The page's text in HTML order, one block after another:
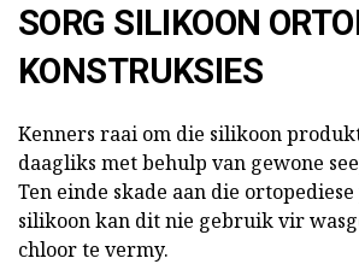
SORG SILIKOON
KONSTRUKSIES
Kenners raai om die silikoon
daagliks met behulp van gewone
Ten einde skade aan die
silikoon kan dit nie gebruik vir
chloor te vermy.